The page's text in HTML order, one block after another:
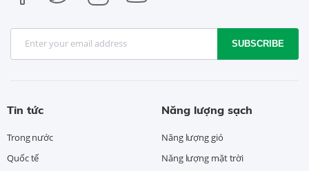
SUBSCRIBE
Tin tức
Trong nước
Quốc tế
Năng lượng sạch
Năng lượng gió
Năng lượng mặt trời